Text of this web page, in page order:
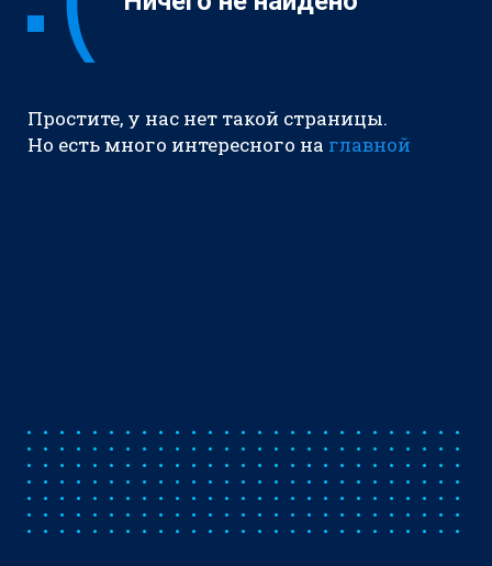
Простите, у нас нет такой страницы.
Но есть много интересного на главной